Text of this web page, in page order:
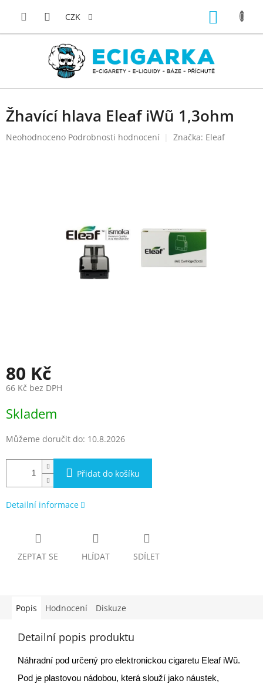
CZK
Žhavící hlava Eleaf iWũ 1,3ohm
Průměrné
Neohodnoceno Podrobnosti hodnocení Značka: Eleaf
80 Kč
66 Kč bez DPH
cena:
Skladem
Můžeme doručit do: 10.8.2026
Přidat do košíku
Detailní informace
ZEPTAT SE HLÍDAT SDÍLET
Popis Hodnocení Diskuze
Detailní popis produktu
Náhradní pod určený pro elektronickou cigaretu Eleaf iWũ.
Pod je plastovou nádobou, která slouží jako náustek,